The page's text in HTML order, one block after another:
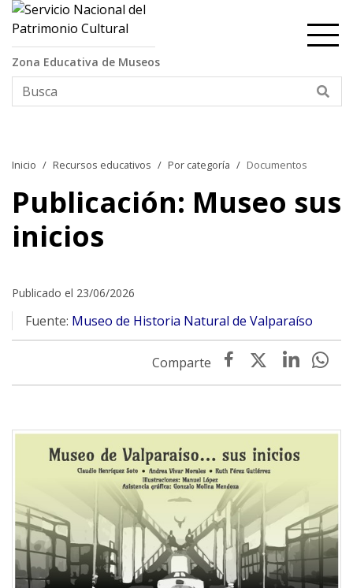
Contenido principal
Zona Educativa de Museos
Inicio Recursos educativos Por categoría Documentos
Publicación: Museo sus
inicios
Publicado el 23/06/2026
Fuente: Museo de Historia Natural de Valparaíso